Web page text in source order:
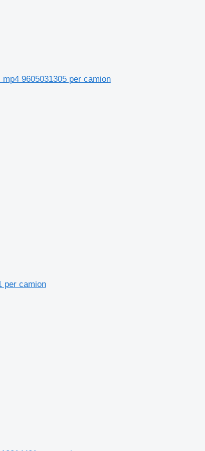
9605031305 per camion
per camion